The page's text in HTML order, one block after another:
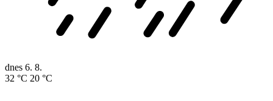
dnes 6. 8.
32 °C 20 °C